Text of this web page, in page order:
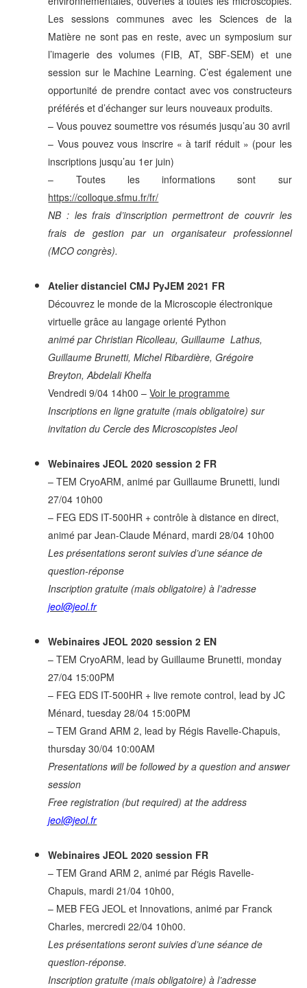
Les sessions communes avec les Sciences de la
Matière ne sont pas en reste, avec un symposium sur
l’imagerie des volumes (FIB, AT, SBF-SEM) et une
session sur le Machine Learning. C’est également une
opportunité de prendre contact avec vos constructeurs
préférés et d’échanger sur leurs nouveaux produits.
– Vous pouvez soumettre vos résumés jusqu’au 30 avril
– Vous pouvez vous inscrire « à tarif réduit » (pour les
inscriptions jusqu’au 1er juin)
– Toutes les informations sont sur
https://colloque.sfmu.fr/fr/
NB : les frais d’inscription permettront de couvrir les
frais de gestion par un organisateur professionnel
(MCO congrès).
Atelier distanciel CMJ PyJEM 2021 FR
Découvrez le monde de la Microscopie électronique
virtuelle grâce au langage orienté Python
animé par Christian Ricolleau, Guillaume Lathus,
Guillaume Brunetti, Michel Ribardière, Grégoire
Breyton, Abdelali Khelfa
Vendredi 9/04 14h00 –Voir le programme
Inscriptions en ligne gratuite (mais obligatoire) sur
invitation du Cercle des Microscopistes Jeol
Webinaires JEOL 2020 session 2 FR
– TEM CryoARM, animé par Guillaume Brunetti, lundi
27/04 10h00
– FEG EDS IT-500HR + contrôle à distance en direct,
animé par Jean-Claude Ménard, mardi 28/04 10h00
Les présentations seront suivies d’une séance de
question-réponse
Inscription gratuite (mais obligatoire) à l’adresse
jeol@jeol.fr
Webinaires JEOL 2020 session 2 EN
– TEM CryoARM, lead by Guillaume Brunetti, monday
27/04 15:00PM
– FEG EDS IT-500HR + live remote control, lead by JC
Ménard, tuesday 28/04 15:00PM
– TEM Grand ARM 2, lead by Régis Ravelle-Chapuis,
thursday 30/04 10:00AM
Presentations will be followed by a question and answer
session
Free registration (but required) at the address
jeol@jeol.fr
Webinaires JEOL 2020 session FR
– TEM Grand ARM 2, animé par Régis Ravelle-
Chapuis, mardi 21/04 10h00,
– MEB FEG JEOL et Innovations, animé par Franck
Charles, mercredi 22/04 10h00.
Les présentations seront suivies d’une séance de
question-réponse.
Inscription gratuite (mais obligatoire) à l’adresse